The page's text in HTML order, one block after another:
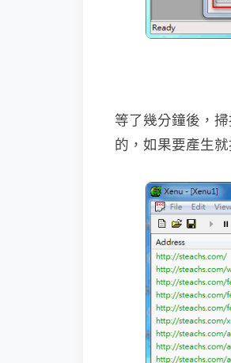
等了幾分鐘後，
的，如果要產生